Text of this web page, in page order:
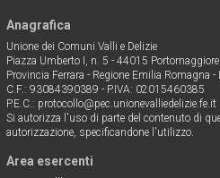
Anagrafica
Unione dei Comuni Valli e Delizie
Piazza Umberto I, n. 5 - 44015 Portomaggiore
Provincia Ferrara - Regione Emilia Romagna -
C.F.: 93084390389 - P.IVA: 02015460385
P.E.C.: protocollo@pec.unionevalliedelizie.fe.it
Si autorizza l'uso di parte del contenuto di
autorizzazione, specificandone l'utilizzo.
Area esercenti